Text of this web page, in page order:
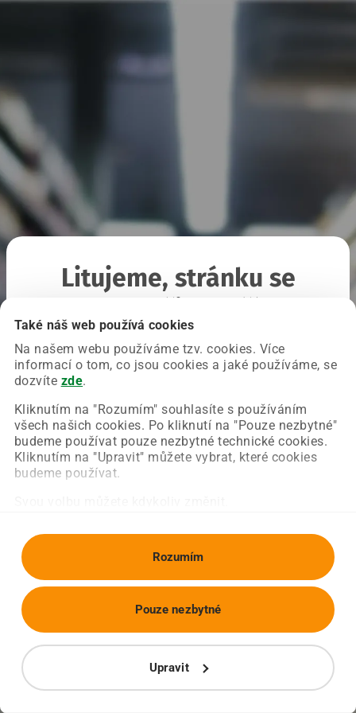
Také náš web používá cookies
Na našem webu používáme tzv. cookies. Více
informací o tom, co jsou cookies a jaké používáme, se
dozvíte zde.
Kliknutím na "Rozumím" souhlasíte s používáním
všech našich cookies. Po kliknutí na "Pouze nezbytné"
budeme používat pouze nezbytné technické cookies.
Kliknutím na "Upravit" můžete vybrat, které cookies
budeme používat.
Rozumím
Upravit
Pouze nezbytné
Litujeme, stránku se
Chyba nastala na naší straně a už ji opravujeme.
Zkuste prosím znovu načíst požadovanou stránku.
Obnovit stránku Úvodní strana